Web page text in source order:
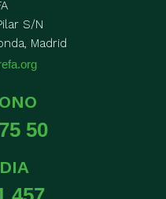
S/N
Madrid
50